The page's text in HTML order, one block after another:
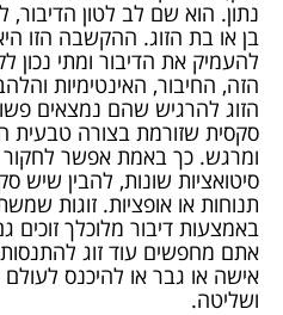
נתון. הוא שם לב לטון
בן או בת הזוג. ההקשבה הזו
להעמיק את הדיבור ומתי
הזה, החיבור, האינטימיות
הזוג להרגיש שהם נמצאים
סקסית שזורמת בצורה טבעית
ומרגש. כך באמת אפשר לחקור
סיטואציות שונות, להבין שיש
תנוחות או אופציות. זוגות
באמצעות דיבור מלוכלך זוכים
אתם מחפשים עוד זוג
אישה או גבר או להיכנס
ושליטה.